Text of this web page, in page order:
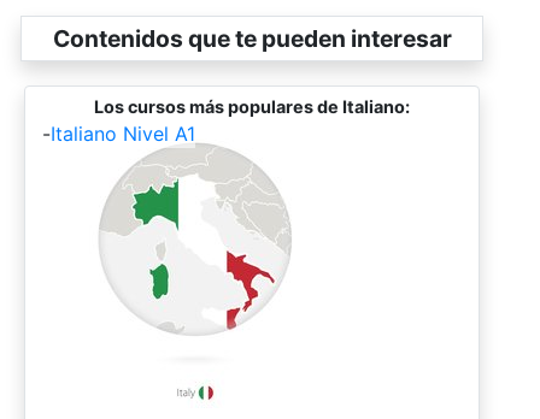
Contenidos que te pueden interesar
Los cursos más populares de Italiano:
-Italiano Nivel A1